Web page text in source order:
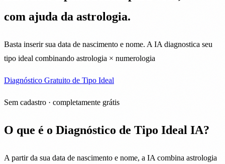
com ajuda da astrologia.
Basta inserir sua data de nascimento e nome. A IA diagnostica seu
tipo ideal combinando astrologia × numerologia
Diagnóstico Gratuito de Tipo Ideal
Sem cadastro · completamente grátis
O que é o Diagnóstico de Tipo Ideal IA?
A partir da sua data de nascimento e nome, a IA combina astrologia